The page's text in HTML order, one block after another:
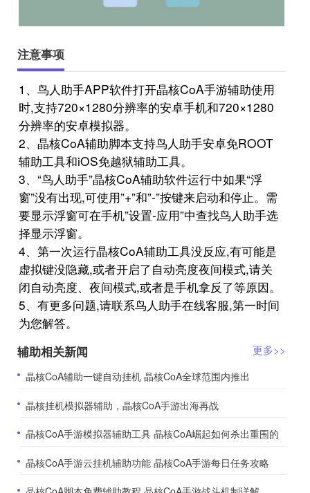
注意事项
1、鸟人助手APP软件打开晶核CoA手游辅助使用
时,支持720×1280分辨率的安卓手机和720×1280
分辨率的安卓模拟器。
2、晶核CoA辅助脚本支持鸟人助手安卓免ROOT
辅助工具和iOS免越狱辅助工具。
3、“鸟人助手”晶核CoA辅助软件运行中如果“浮
窗”没有出现,可使用”+”和”-”按键来启动和停止。需
要显示浮窗可在手机”设置-应用”中查找鸟人助手选
择显示浮窗。
4、第一次运行晶核CoA辅助工具没反应,有可能是
虚拟键没隐藏,或者开启了自动亮度夜间模式,请关
闭自动亮度、夜间模式,或者是手机拿反了等原因。
5、有更多问题,请联系鸟人助手在线客服,第一时间
为您解答。
辅助相关新闻
更多>>
​晶核CoA辅助一键自动挂机 晶核CoA全球范围内推出
​晶核挂机模拟器辅助，晶核CoA手游出海再战
​晶核CoA手游模拟器辅助工具 晶核CoA崛起如何杀出重围的
​晶核CoA手游云挂机辅助功能 晶核CoA手游每日任务攻略